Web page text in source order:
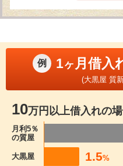
例 1ヶ 月借入
(大黒屋 質
10万円以上借入れの
月利5％
の質屋
大黒屋 1.5%